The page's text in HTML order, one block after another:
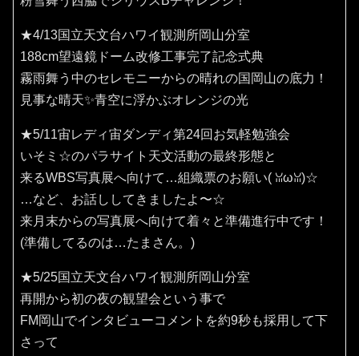
★4/13国立天文台ハワイ観測所岡山分室
188cm望遠鏡ドーム改修工事完了記念式典
霧雨舞う中のセレモニーからの晴れの国岡山の底力！
見事な晴天✨️青空に浮かぶオレンジの光
★5/11宙レディ宙ダンディ第24回お気軽勉強会
いそミ☆のパラサイト天文活動の最終形態と
来るWBS写真展へ向けて…組織票のお願い(⁠ ⁠ꈍ⁠ω⁠ꈍ⁠)☆
…など、お話ししてきましたよ〜☆
来月末からの写真展へ向けて着々と準備進行中です！
(準備してるのは…たまさん。)
★5/25国立天文台ハワイ観測所岡山分室
再開から初の夜の観望会という事で
FM岡山でインタビューコメントを約9秒も採用して下
さって